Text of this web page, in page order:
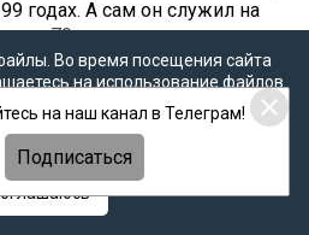
годах. А сам он служил на
70 лет», – рассказал
истории Яицких мусульман
метрических книг.
что Оренбургское
собрание направляло в
приход по две метрические
Во время посещения сайта
на использование файлов
уведомлением, согласием
данных,Политикой о
Политикой конфиденциальности
на наш канал в Телеграм!
Подписаться